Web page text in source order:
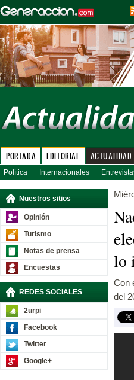
PORTADA EDITORIAL ACTUALIDAD
Política Internacionales
Nuestros sitios
Opinión
Turismo
Notas de prensa
Encuestas
REDES SOCIALES
2urpi
Facebook
Twitter
Google+
lo
Con
del